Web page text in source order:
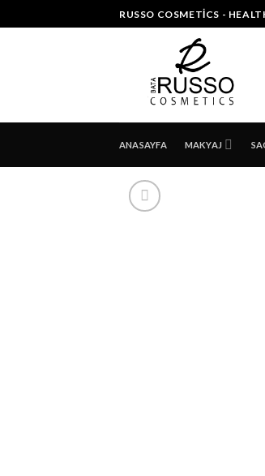
to
RUSSO COSMETICS -
ANASAYFA MAKYAJ